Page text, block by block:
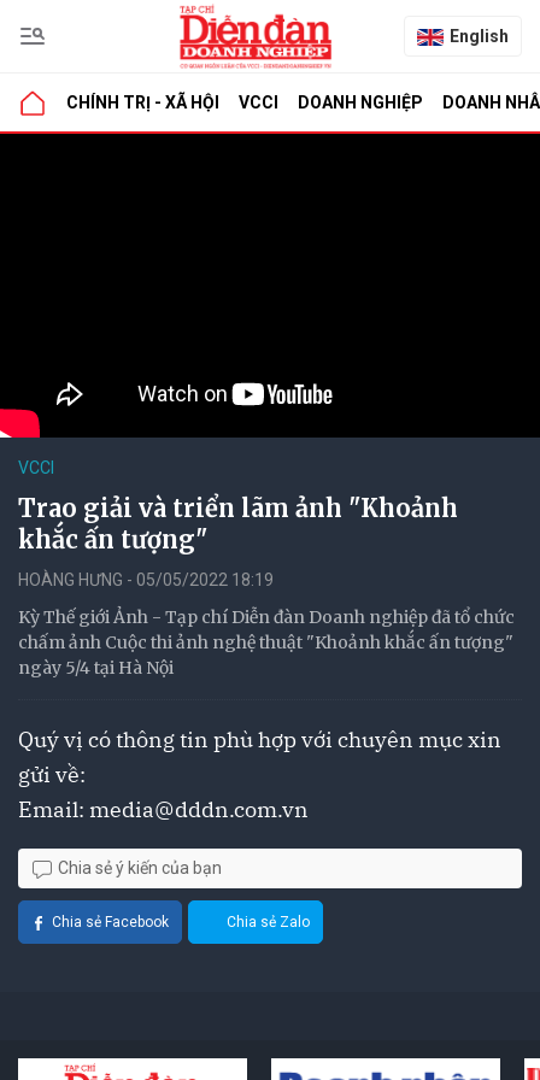
English
CHÍNH TRỊ - XÃ HỘI VCCI DOANH NGHIỆP DOANH
VCCI
Trao giải và triển lãm ảnh "Khoảnh
khắc ấn tượng"
HOÀNG HƯNG - 05/05/2022 18:19
Kỳ Thế giới Ảnh - Tạp chí Diễn đàn Doanh nghiệp đã tổ chức
chấm ảnh Cuộc thi ảnh nghệ thuật "Khoảnh khắc ấn tượng"
ngày 5/4 tại Hà Nội
Quý vị có thông tin phù hợp với chuyên mục xin
gửi về:
Email: media@dddn.com.vn
Chia sẻ ý kiến của bạn
Chia sẻ Facebook Chia sẻ Zalo